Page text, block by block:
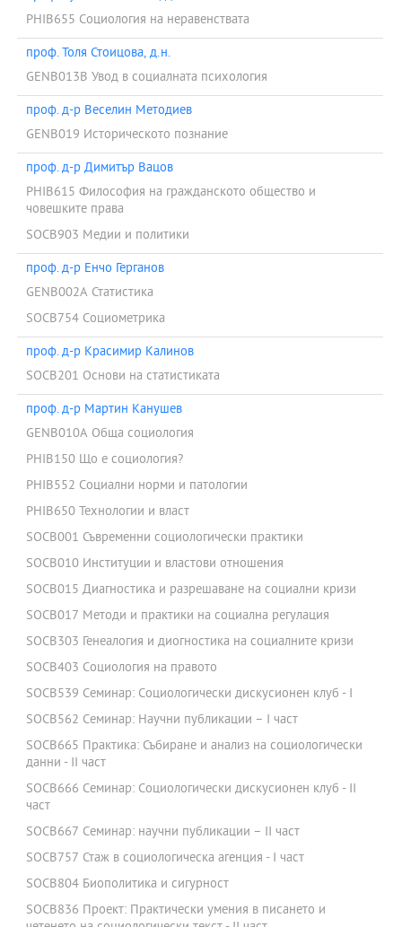
PHIB655 Социология на неравенствата
проф. Толя Стоицова, д.н.
GENB013B Увод в социалната психология
проф. д-р Веселин Методиев
GENB019 Историческото познание
проф. д-р Димитър Вацов
PHIB615 Философия на гражданското общество и
човешките права
SOCB903 Медии и политики
проф. д-р Енчо Герганов
GENB002A Статистика
SOCB754 Социометрика
проф. д-р Красимир Калинов
SOCB201 Основи на статистиката
проф. д-р Мартин Канушев
GENB010A Обща социология
PHIB150 Що е социология?
PHIB552 Социални норми и патологии
PHIB650 Технологии и власт
SOCB001 Съвременни социологически практики
SOCB010 Институции и властови отношения
SOCB015 Диагностика и разрешаване на социални кризи
SOCB017 Методи и практики на социална регулация
SOCB303 Генеалогия и диогностика на социалните кризи
SOCB403 Социология на правото
SOCB539 Семинар: Социологически дискусионен клуб - I
SOCB562 Семинар: Научни публикации – І част
SOCB665 Практика: Събиране и анализ на социологически
данни - ІІ част
SOCB666 Семинар: Социологически дискусионен клуб - II
част
SOCB667 Семинар: научни публикации – ІІ част
SOCB757 Стаж в социологическа агенция - I част
SOCB804 Биополитика и сигурност
SOCB836 Проект: Практически умения в писането и